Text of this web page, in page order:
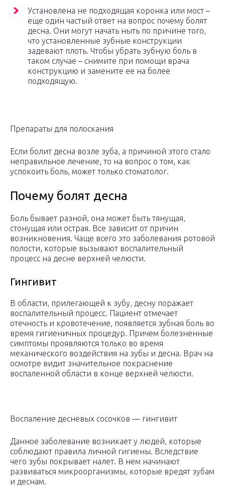
Установлена не подходящая коронка или мост –
еще один частый ответ на вопрос почему болят
десна. Они могут начать ныть по причине того,
что установленные зубные конструкции
задевают плоть. Чтобы убрать зубную боль в
таком случае – снимите при помощи врача
конструкцию и замените ее на более
подходящую.
Препараты для полоскания
Если болит десна возле зуба, а причиной этого стало
неправильное лечение, то на вопрос о том, как
успокоить боль, может только стоматолог.
Почему болят десна
Боль бывает разной, она может быть тянущая,
стонущая или острая. Все зависит от причин
возникновения. Чаще всего это заболевания ротовой
полости, которые вызывают воспалительный
процесс на десне верхней челюсти.
Гингивит
В области, прилегающей к зубу, десну поражает
воспалительный процесс. Пациент отмечает
отечность и кровотечение, появляется зубная боль во
время гигиеничных процедур. Причем болезненные
симптомы проявляются только во время
механического воздействия на зубы и десна. Врач на
осмотре видит значительное покраснение
воспаленной области в конце верхней челюсти.
Воспаление десневых сосочков — гингивит
Данное заболевание возникает у людей, которые
соблюдают правила личной гигиены. Вследствие
чего зубы покрывает налет. В нем начинают
развиваться микроорганизмы, которые вредят зубам
и деснам.